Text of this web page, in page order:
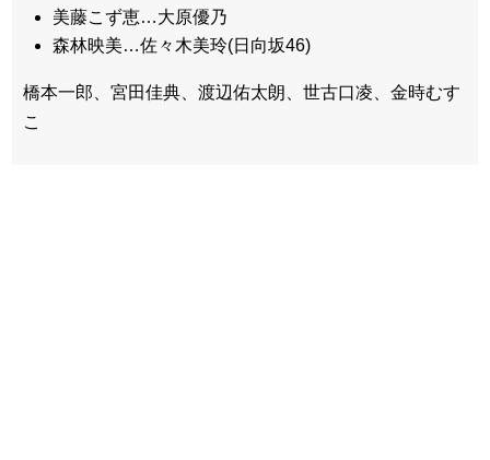
美藤こず恵…大原優乃
森林映美…佐々木美玲(日向坂46)
橋本一郎、宮田佳典、渡辺佑太朗、世古口凌、金時むす
こ